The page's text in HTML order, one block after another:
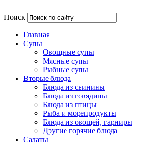
Поиск
Главная
Супы
Овощные супы
Мясные супы
Рыбные супы
Вторые блюда
Блюда из свинины
Блюда из говядины
Блюда из птицы
Рыба и морепродукты
Блюда из овощей, гарниры
Другие горячие блюда
Салаты